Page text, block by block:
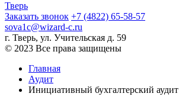
Тверь
Заказать звонок +7 (4822) 65-58-57
sova1c@wizard-c.ru
г. Тверь, ул. Учительская д. 59
© 2023 Все права защищены
Главная
Аудит
Инициативный бухгалтерский аудит